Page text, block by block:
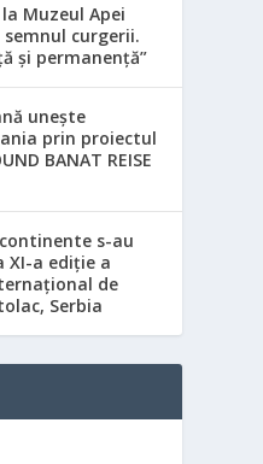
Muzeul Apei
semnul curgerii.
și permanență”
unește
prin proiectul
BANAT REISE
s-au
XI-a ediție a
de
Serbia